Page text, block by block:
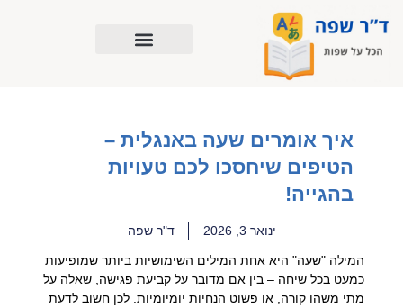
לתוכן
איך אומרים שעה באנגלית –
הטיפים שיחסכו לכם טעויות
בהגייה!
ינואר 3, 2026 ד"ר שפה
המילה "שעה" היא אחת המילים השימושיות ביותר שמופיעות
כמעט בכל שיחה – בין אם מדובר על קביעת פגישה, שאלה על
מתי משהו קורה, או פשוט הנחיות יומיומיות. לכן חשוב לדעת